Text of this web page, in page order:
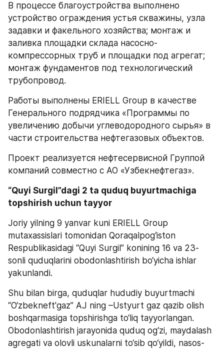
В процессе благоустройства выполнено
устройство ограждения устья скважины, узла
задавки и факельного хозяйства; монтаж и
заливка площадки склада насосно-
компрессорных труб и площадки под агрегат;
монтаж фундаментов под технологический
трубопровод.
Работы выполнены ERIELL Group в качестве
Генерального подрядчика «Программы по
увеличению добычи углеводородного сырья» в
части строительства нефтегазовых объектов.
Проект реализуется нефтесервисной Группой
компаний совместно с АО «Узбекнефтегаз».
“Quyi Surgil”dagi 2 ta quduq buyurtmachiga
topshirish uchun tayyor
Joriy yilning 9 yanvar kuni ERIELL Group
mutaxassislari tomonidan Qoraqalpog‘iston
Respublikasidagi “Quyi Surgil” konining 16 va 23-
sonli quduqlarini obodonlashtirish bo‘yicha ishlar
yakunlandi.
Shu bilan birga, quduqlar hududiy buyurtmachi
“O‘zbekneft'gaz” AJ ning –Ustyurt gaz qazib olish
boshqarmasiga topshirishga to‘liq tayyorlangan.
Obodonlashtirish jarayonida quduq og‘zi, maydalash
agregati va olovli uskunalarni to‘sib qo‘yildi, nasos-